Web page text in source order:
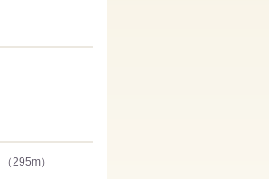
（295m）